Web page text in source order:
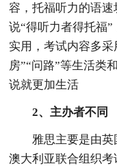
容，托福听力的语
说“得听力者得托福
实用，考试内容多
房”“问路”等生活类
说就更加生活
2、主办者不同
雅思主要是由
澳大利亚联合组织